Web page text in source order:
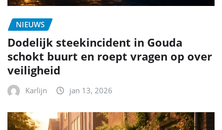
NIEUWS
Dodelijk steekincident in Gouda
schokt buurt en roept vragen op over
veiligheid
Karlijn jan 13, 2026